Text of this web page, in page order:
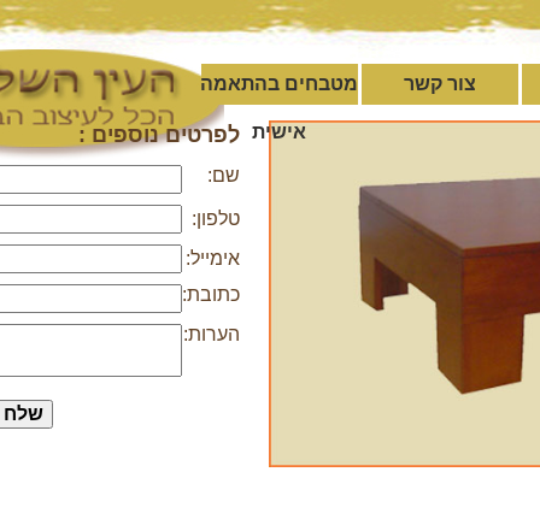
צור קשר מטבחים בהתאמה
לפרטים נוספים :
אימייל:
כתובת:
הערות: